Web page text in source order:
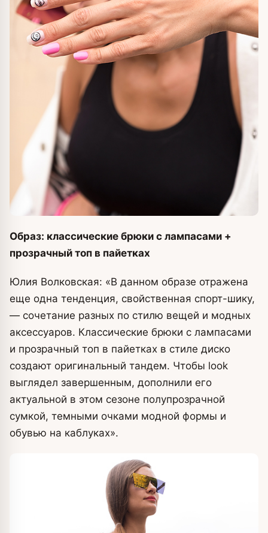
Образ: классические брюки с лампасами +
прозрачный топ в пайетках
Юлия Волковская: «В данном образе отражена
еще одна тенденция, свойственная спорт-шику,
— сочетание разных по стилю вещей и модных
аксессуаров. Классические брюки с лампасами
и прозрачный топ в пайетках в стиле диско
создают оригинальный тандем. Чтобы look
выглядел завершенным, дополнили его
актуальной в этом сезоне полупрозрачной
сумкой, темными очками модной формы и
обувью на каблуках».